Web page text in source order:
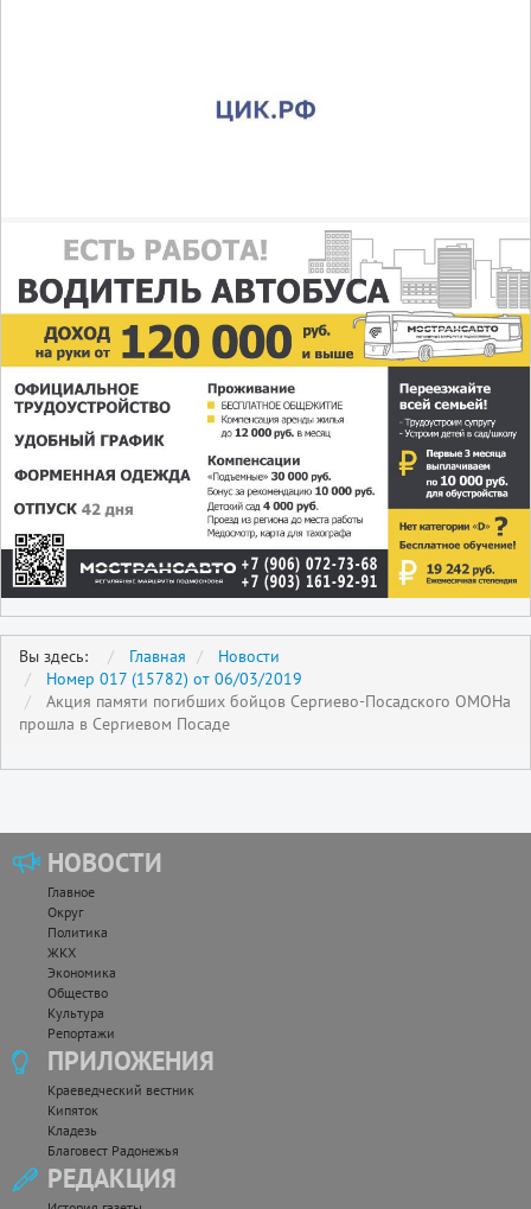
Вы здесь: Главная
Новости
Номер 017 (15782) от 06/03/2019
Акция памяти погибших бойцов Сергиево-Посадского ОМОНа
прошла в Сергиевом Посаде
НОВОСТИ
Главное
Округ
Политика
ЖКХ
Экономика
Общество
Культура
Репортажи
ПРИЛОЖЕНИЯ
Краеведческий вестник
Кипяток
Кладезь
Благовест Радонежья
РЕДАКЦИЯ